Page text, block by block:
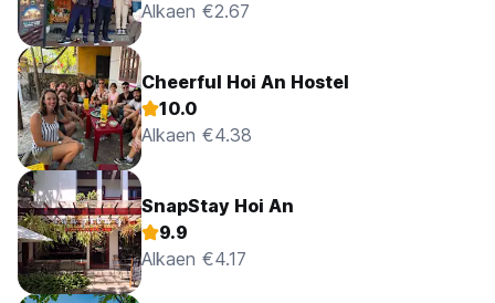
Alkaen €2.67
Cheerful Hoi An Hostel
10.0
Alkaen €4.38
SnapStay Hoi An
9.9
Alkaen €4.17